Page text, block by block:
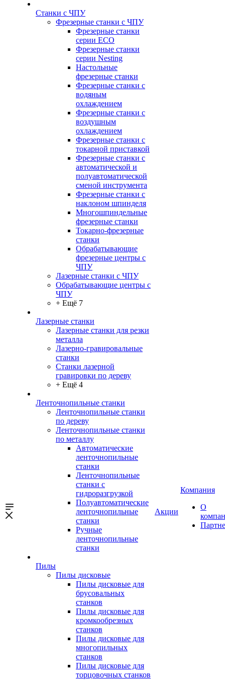
Станки с ЧПУ
Фрезерные станки с ЧПУ
Фрезерные станки
серии ECO
Фрезерные станки
серии Nesting
Настольные
фрезерные станки
Фрезерные станки с
водяным
охлаждением
Фрезерные станки с
воздушным
охлаждением
Фрезерные станки с
токарной приставкой
Фрезерные станки с
автоматической и
полуавтоматической
сменой инструмента
Фрезерные станки с
наклоном шпинделя
Многошпиндельные
фрезерные станки
Токарно-фрезерные
станки
Обрабатывающие
фрезерные центры с
ЧПУ
Лазерные станки с ЧПУ
Обрабатывающие центры с
ЧПУ
+ Ещё 7
Лазерные станки
Лазерные станки для резки
металла
Лазерно-гравировальные
станки
Станки лазерной
гравировки по дереву
+ Ещё 4
Ленточнопильные станки
Ленточнопильные станки
по дереву
Ленточнопильные станки
по металлу
Автоматические
ленточнопильные
станки
Ленточнопильные
станки с
гидроразгрузкой
Полуавтоматические
ленточнопильные
станки
Ручные
ленточнопильные
станки
Пилы
Пилы дисковые
Пилы дисковые для
брусовальных
станков
Пилы дисковые для
кромкообрезных
станков
Пилы дисковые для
многопильных
станков
Пилы дисковые для
торцовочных станков
Акции
Компания
О